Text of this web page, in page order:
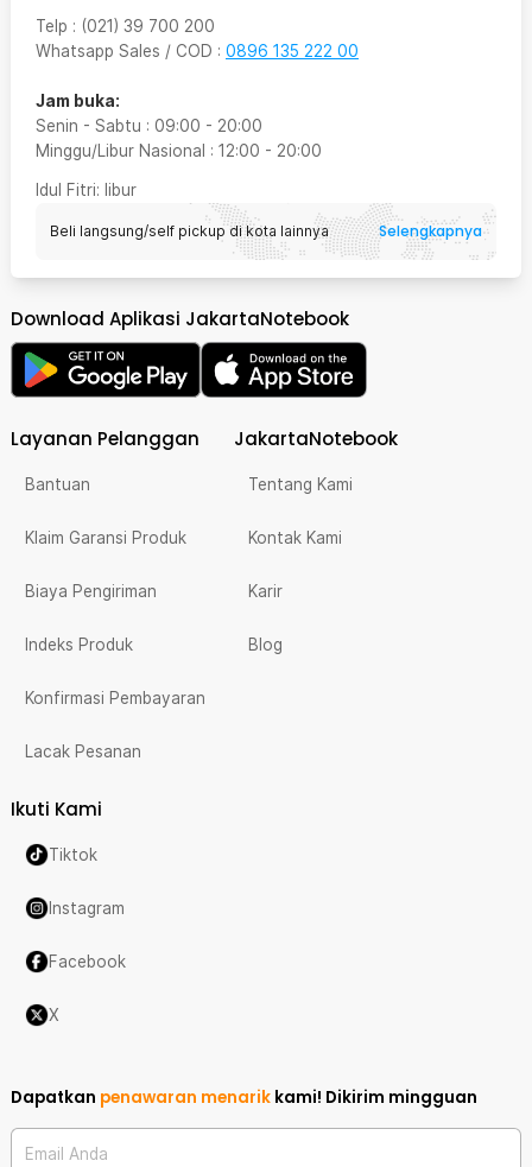
Telp : (021) 39 700 200
Whatsapp Sales / COD : 0896 135 222 00
Jam buka:
Senin - Sabtu : 09:00 - 20:00
Minggu/Libur Nasional : 12:00 - 20:00
Idul Fitri: libur
Beli langsung/self pickup di kota lainnya Selengkapnya
Download Aplikasi JakartaNotebook
Layanan Pelanggan
Bantuan
Klaim Garansi Produk
Biaya Pengiriman
Indeks Produk
Konfirmasi Pembayaran
Lacak Pesanan
JakartaNotebook
Tentang Kami
Kontak Kami
Karir
Blog
Ikuti Kami
Tiktok
Instagram
Facebook
X
Dapatkan penawaran menarik kami! Dikirim mingguan
Email Anda